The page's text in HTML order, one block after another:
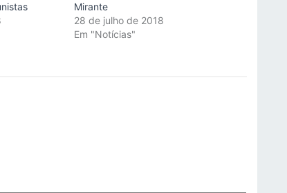
Mirante
28 de julho de 2018
Em "Notícias"